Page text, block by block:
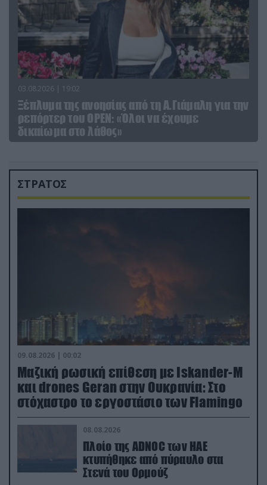
03.08.2026 | 19:02
Ξέπλυμα της ανοησίας από τη Α.Γιάμαλη για την
ρεπόρτερ του ΟΡΕΝ: «Όλοι να έχουμε
δικαίωμα στο λάθος»
ΣΤΡΑΤΟΣ
09.08.2026 | 00:02
Μαζική ρωσική επίθεση με Iskander-M
και drones Geran στην Ουκρανία: Στο
στόχαστρο το εργοστάσιο των Flamingo
08.08.2026
Πλοίο της ADNOC των ΗΑΕ
κτυπήθηκε από πύραυλο στα
Στενά του Ορμούζ